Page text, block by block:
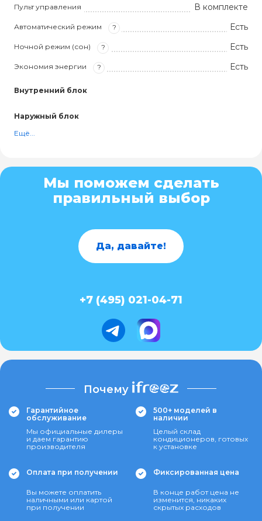
Пульт управления В комплекте
Автоматический режим ? Есть
Ночной режим (сон) ? Есть
Экономия энергии ? Есть
Внутренний блок
Наружный блок
Ещё...
Мы поможем сделать
правильный выбор
Да, давайте!
+7 (495) 021-04-71
Почему
Гарантийное
обслуживание
Мы официальные дилеры
и даем гарантию
производителя
500+ моделей в
наличии
Целый склад
кондиционеров, готовых
к установке
Оплата при получении
Вы можете оплатить
наличными или картой
при получении
Фиксированная цена
В конце работ цена не
изменится, никаких
скрытых расходов